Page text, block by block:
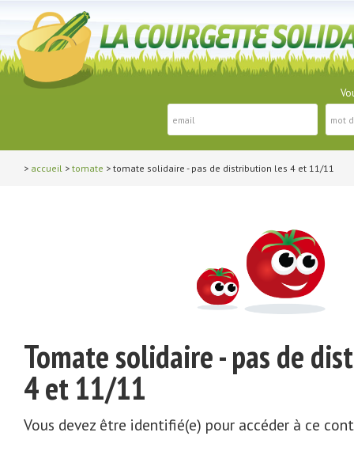
> accueil > tomate > tomate solidaire - pas de distribution les 4 et 11/11
Tomate solidaire - pas de
4 et 11/11
Vous devez être identifié(e) pour accéder à ce